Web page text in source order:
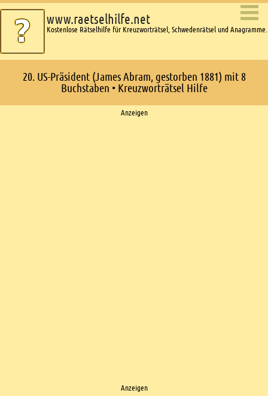
www.raetselhilfe.net
Kostenlose Rätselhilfe für Kreuzworträtsel, Schwedenrätsel und Anagramme.
20. US-Präsident (James Abram, gestorben 1881) mit 8
Buchstaben • Kreuzworträtsel Hilfe
Anzeigen
Anzeigen